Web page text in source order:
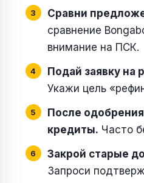
Сравни
сравнение
внимание на ПСК.
Подай заявку на
Укажи цель
После
кредиты. Часто
Закрой старые
Запроси